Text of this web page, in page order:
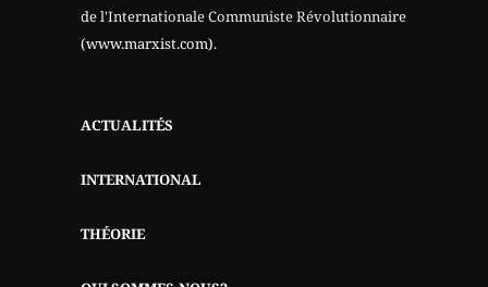
de l'Internationale Communiste Révolutionnaire
(www.marxist.com).
ACTUALITÉS
INTERNATIONAL
THÉORIE